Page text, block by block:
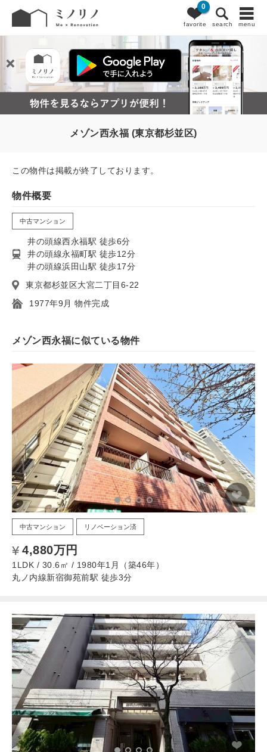
favorite
0
search menu
メゾン西永福 (東京都杉並区)
この物件は掲載が終了しております。
物件概要
中古マンション
井の頭線西永福駅 徒歩6分
井の頭線永福町駅 徒歩12分
井の頭線浜田山駅 徒歩17分
東京都杉並区大宮二丁目6-22
1977年9月 物件完成
メゾン西永福に似ている物件
中古マンション リノベーション済
4,880万円
1LDK / 30.6㎡ / 1980年1月（築46年）
丸ノ内線新宿御苑前駅 徒歩3分